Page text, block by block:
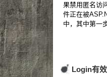
果禁用匿名访
件正在被
中，其中第一
Login有